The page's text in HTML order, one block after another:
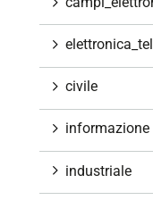
civile
informazione
industriale